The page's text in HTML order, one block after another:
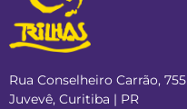
Rua Conselheiro Carrão, 755
Juvevê, Curitiba | PR